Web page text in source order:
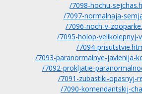
/7098-hochu-
/7097-normalnaja-
/7096-noch-v-
/7095-holop-velikolepnyj-
/7094-
/7093-paranormalnye-javlenija-
/7092-prokljatie-
/7091-zubastiki-opasnyj-
/7090-komendantskij-